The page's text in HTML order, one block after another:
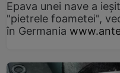
Epava unei nave a
"pietrele foametei",
în Germania